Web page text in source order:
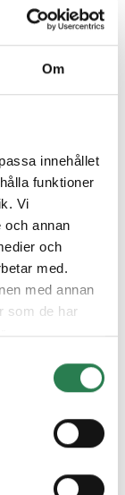
Om
innehållet
funktioner
Vi
och annan
och
med.
med annan
som de har